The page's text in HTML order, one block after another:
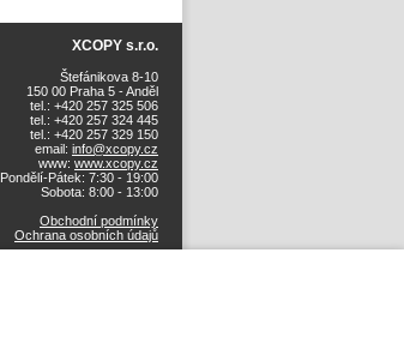
XCOPY s.r.o.
Štefánikova 8-10
150 00 Praha 5 - Anděl
tel.: +420 257 325 506
tel.: +420 257 324 445
tel.: +420 257 329 150
email: info@xcopy.cz
www: www.xcopy.cz
Pondělí-Pátek: 7:30 - 19:00
Sobota: 8:00 - 13:00
Obchodní podmínky
Ochrana osobních údajů